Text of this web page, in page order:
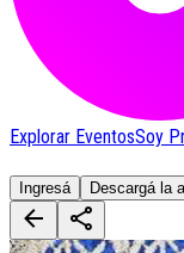
Explorar EventosSoy
Ingresá Descargá la